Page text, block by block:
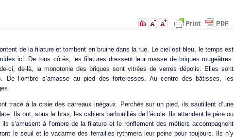
de la filature et tombent en bruine dans la rue. Le ciel est bleu, le temps est
ici. De tous côtés, les filatures dressent leur masse de briques rougeâtres.
ci, de-là, la monotonie des briques sont vitrées de verres dépolis. Elles sont
De l’ombre s’amasse au pied des forteresses. Au centre des bâtisses, les
tracé à la craie des carreaux inégaux. Perchés sur un pied, ils sautillent d’une
Ils ont, sous le bras, les cahiers barbouillés de l’école. Ils attendent le père ou
s‘amusent à l’ombre de la filature et le ronflement des métiers accompagnent
le seuil et le vacarme des ferrailles rythmera leur peine pour toujours. Ils n’y